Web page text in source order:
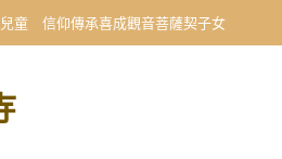
童 信仰傳承喜成觀音菩薩契子女